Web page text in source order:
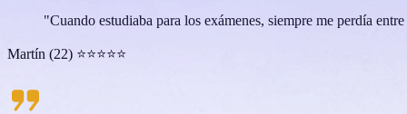
"Cuando estudiaba para los exámenes, siempre me perdía
Martín (22) ⭐⭐⭐⭐⭐